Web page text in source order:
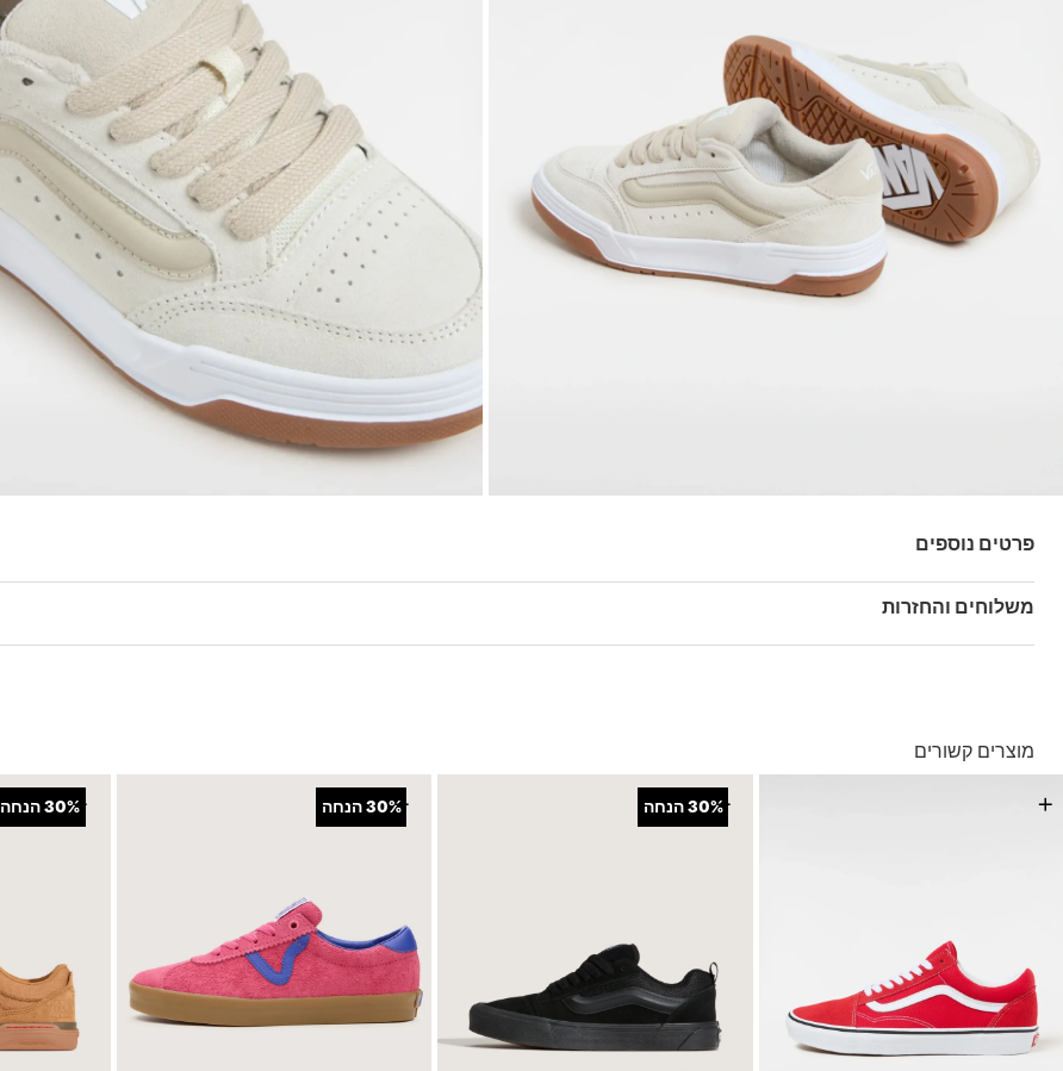
פרטים נוספים
מק"ט: V00D81BYS
משלוחים והחזרות
*ייתכנו עיכובים בעקבות עומסים
מוצרים קשורים
+
+
30%הנחה +
30%הנחה +
30%הנחה